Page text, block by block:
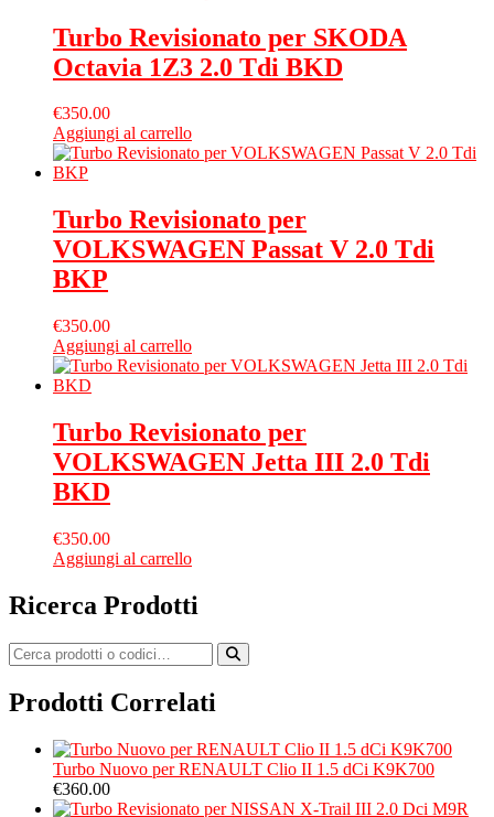
Turbo Revisionato per SKODA
Octavia 1Z3 2.0 Tdi BKD
€350.00
Aggiungi al carrello
Turbo Revisionato per
VOLKSWAGEN Passat V 2.0 Tdi
BKP
€350.00
Aggiungi al carrello
Turbo Revisionato per
VOLKSWAGEN Jetta III 2.0 Tdi
BKD
€350.00
Aggiungi al carrello
Ricerca Prodotti
Prodotti Correlati
Turbo Nuovo per RENAULT Clio II 1.5 dCi K9K700
€360.00